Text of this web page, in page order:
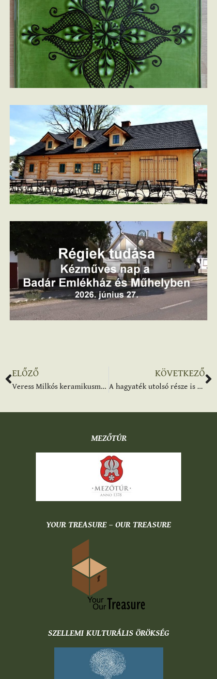
ELŐZŐ
Veress Milkós keramikusművész és Opra Gizella textiltervező hagyatéka
KÖVETKEZŐ
A hagyaték utolsó része is megérkezett a túri múzeumhoz
MEZŐTÚR
YOUR TREASURE – OUR TREASURE
SZELLEMI KULTURÁLIS ÖRÖKSÉG